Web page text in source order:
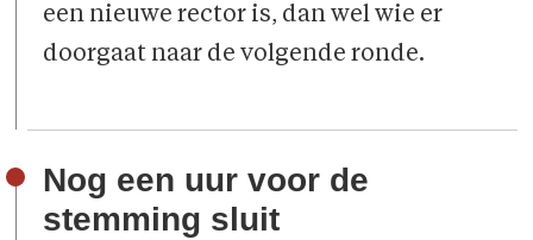
een nieuwe rector is, dan wel wie er
doorgaat naar de volgende ronde.
Nog een uur voor de
stemming sluit